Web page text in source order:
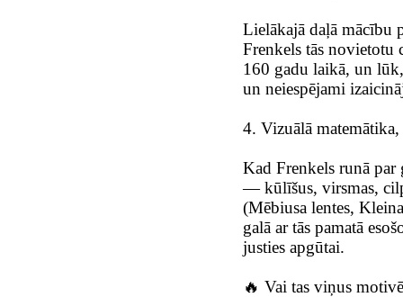
Lielākajā daļā mācību
Frenkels tās
160 gadu laikā, un
un neiespējami
4. Vizuālā
Kad Frenkels runā
— kūlīšus, virsmas,
(Mēbiusa lentes,
galā ar tās pamatā
justies apgūtai.
🔥 Vai tas viņus